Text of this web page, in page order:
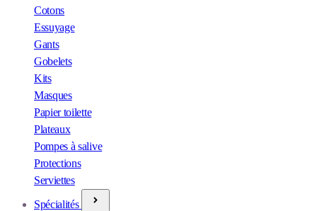
Cotons
Essuyage
Gants
Gobelets
Kits
Masques
Papier toilette
Plateaux
Pompes à salive
Protections
Serviettes
Spécialités